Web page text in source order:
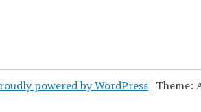
powered by WordPress | Theme: